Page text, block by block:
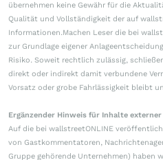
übernehmen keine Gewähr für die
Qualität und Vollständigkeit der auf
Informationen.Machen Leser die bei
zur Grundlage eigener
Risiko. Soweit rechtlich zulässig,
direkt oder indirekt damit verbundene
Vorsatz oder grobe Fahrlässigkeit bleibt
Ergänzender Hinweis für Inhalte
Auf die bei wallstreetONLINE
von Gastkommentatoren,
Gruppe gehörende Unternehmen) haben